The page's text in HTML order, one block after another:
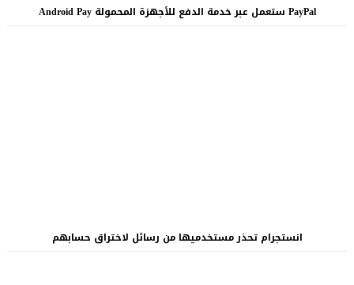
PayPal ستعمل عبر خدمة الدفع للأجهزة المحمولة Android Pay
انستجرام تحذر مستخدميها من رسائل لاختراق حسابهم